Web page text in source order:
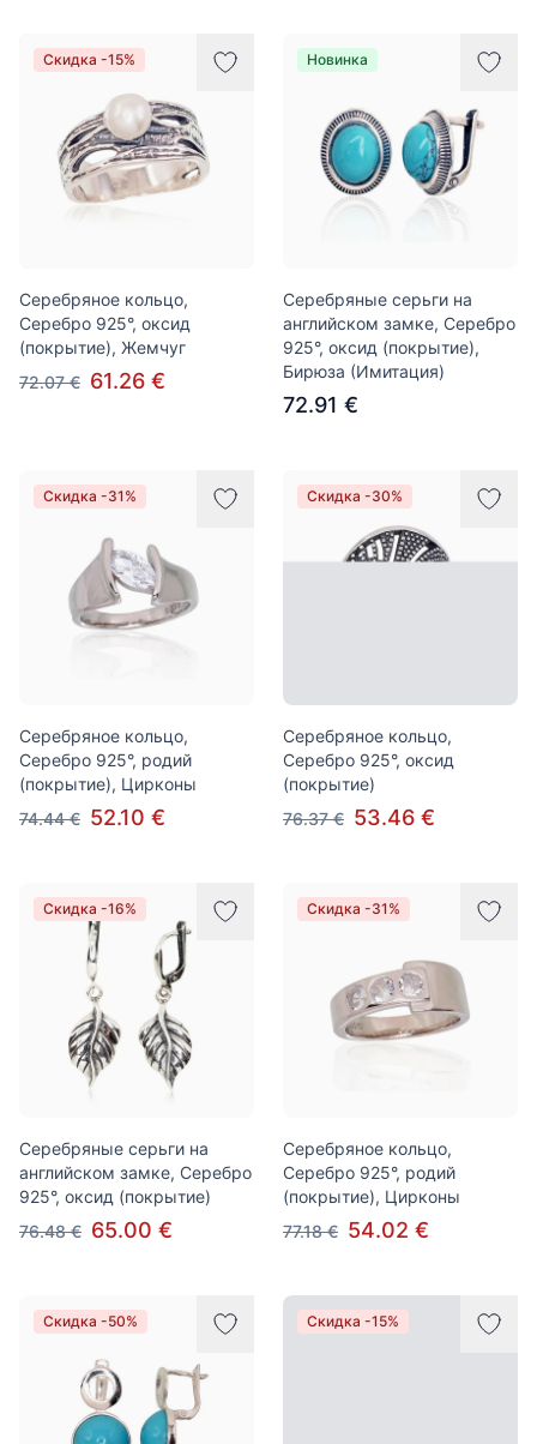
Скидка -15%
Серебряное кольцо,
Серебро 925°, оксид
(покрытие), Жемчуг
72.07 € 61.26 €
Новинка
Серебряные серьги на
английском замке, Серебро
925°, оксид (покрытие),
Бирюза (Имитация)
72.91 €
Скидка -31%
Серебряное кольцо,
Серебро 925°, родий
(покрытие), Цирконы
74.44 € 52.10 €
Скидка -30%
Серебряное кольцо,
Серебро 925°, оксид
(покрытие)
76.37 € 53.46 €
Скидка -16%
Серебряные серьги на
английском замке, Серебро
925°, оксид (покрытие)
76.48 € 65.00 €
Скидка -31%
Серебряное кольцо,
Серебро 925°, родий
(покрытие), Цирконы
77.18 € 54.02 €
Скидка -50% Скидка -15%